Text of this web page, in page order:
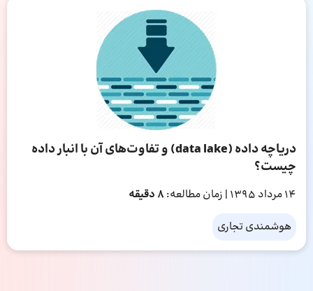
دریاچه داده (data lake) و تفاوت‌های آن با انبار داده
چیست؟
14 مرداد 1395 | زمان مطالعه: 8 دقیقه
هوشمندی تجاری